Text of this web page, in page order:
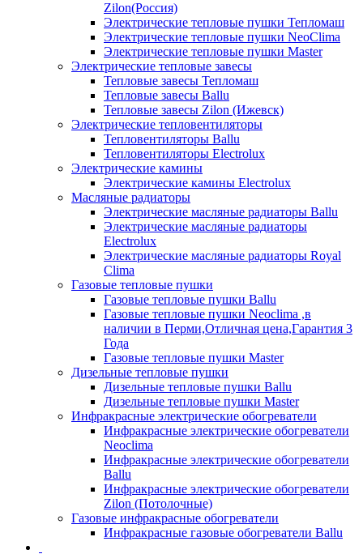
Zilon(Россия)
Электрические тепловые пушки Тепломаш
Электрические тепловые пушки NeoClima
Электрические тепловые пушки Master
Электрические тепловые завесы
Тепловые завесы Тепломаш
Тепловые завесы Ballu
Тепловые завесы Zilon (Ижевск)
Электрические тепловентиляторы
Тепловентиляторы Ballu
Тепловентиляторы Electrolux
Электрические камины
Электрические камины Electrolux
Масляные радиаторы
Электрические масляные радиаторы Ballu
Электрические масляные радиаторы
Electrolux
Электрические масляные радиаторы Royal
Clima
Газовые тепловые пушки
Газовые тепловые пушки Ballu
Газовые тепловые пушки Neoclima ,в
наличии в Перми,Отличная цена,Гарантия 3
Года
Газовые тепловые пушки Master
Дизельные тепловые пушки
Дизельные тепловые пушки Ballu
Дизельные тепловые пушки Master
Инфракрасные электрические обогреватели
Инфракрасные электрические обогреватели
Neoclima
Инфракрасные электрические обогреватели
Ballu
Инфракрасные электрические обогреватели
Zilon (Потолочные)
Газовые инфракрасные обогреватели
Инфракрасные газовые обогреватели Ballu